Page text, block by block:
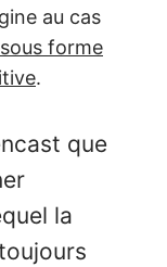
au cas
forme
.
que
la